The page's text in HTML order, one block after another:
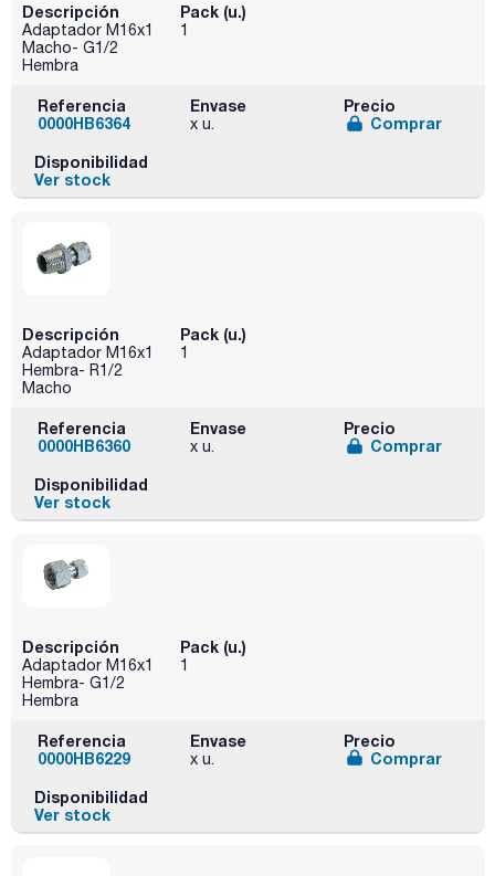
Descripción
Adaptador M16x1
Macho- G1/2
Hembra
Pack (u.)
1
Referencia
0000HB6364
Envase
x u.
Precio
Comprar
Disponibilidad
Ver stock
Descripción
Adaptador M16x1
Hembra- R1/2
Macho
Pack (u.)
1
Referencia
0000HB6360
Envase
x u.
Precio
Comprar
Disponibilidad
Ver stock
Descripción
Adaptador M16x1
Hembra- G1/2
Hembra
Pack (u.)
1
Referencia
0000HB6229
Envase
x u.
Precio
Comprar
Disponibilidad
Ver stock